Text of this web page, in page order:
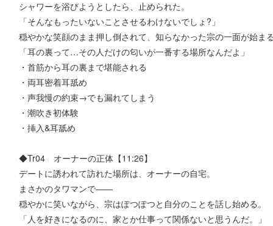
シャワーを浴びようとしたら、止められた。
「そんなもったいないことさせるわけないでしょ?」
穏やかな笑顔のまま押し倒されて、知らなかった宗の一面が始ま
「耳の裏って…その人だけの匂いが一番する場所なんだよ」
・首筋から耳の裏まで堪能される
・両耳密着耳舐め
・声我慢の約束→でも漏れてしまう
・潮吹き初体験
・挿入&耳舐め
◆Tr04 オーナーの正体【11:26】
デートに誘われて訪れた場所は、オーナーの自宅。
まさかのタワマンで――
穏やかに笑いながら、宗はぽつぽつと自分のことを話し始める。
「人を好きになるのに、家とか仕事って関係ないと思うんだ。」